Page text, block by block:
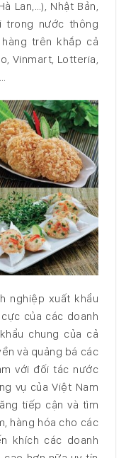
Lan,…), Nhật Bản,
trong nước thông
trên khắp cả
Vinmart, Lotteria,
nghiệp xuất khẩu
của các doanh
chung của cả
và quảng bá các
với đối tác nước
vụ của Việt Nam
tiếp cận và tìm
hàng hóa cho các
khích các doanh